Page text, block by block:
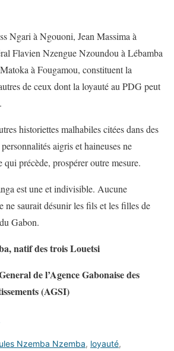
Ngari à Ngouoni, Jean Massima à
Flavien Nzengue Nzoundou à Lébamba
à Fougamou, constituent la
de ceux dont la loyauté au PDG peut
historiettes malhabiles citées dans des
aigris et haineuses ne
qui précède, prospérer outre mesure.
est une et indivisible. Aucune
ne saurait désunir les fils et les filles de
Gabon.
natif des trois Louetsi
de l’Agence Gabonaise des
(AGSI)
Nzemba Nzemba, loyauté,